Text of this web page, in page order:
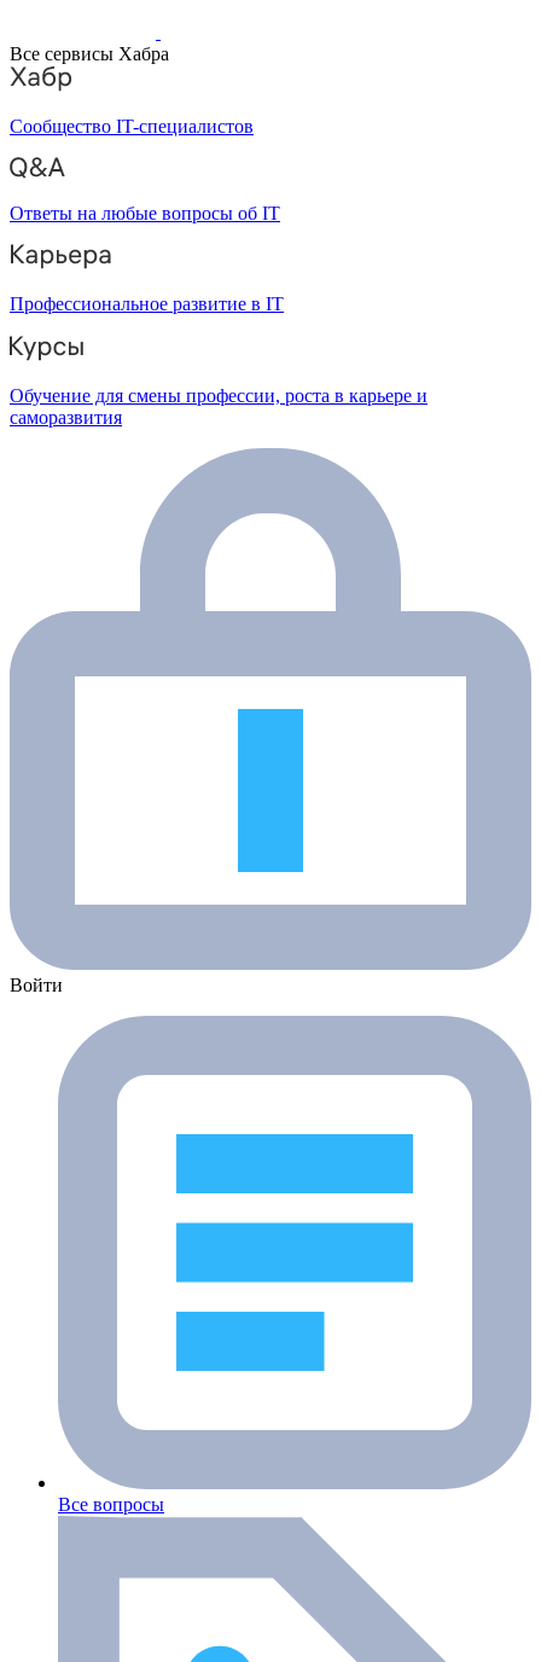
Все сервисы Хабра
Сообщество IT-специалистов
Ответы на любые вопросы об IT
Профессиональное развитие в IT
Обучение для смены профессии, роста в карьере и
саморазвития
Войти
Все вопросы